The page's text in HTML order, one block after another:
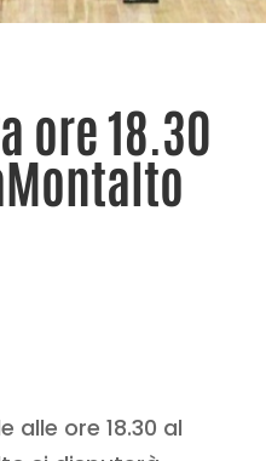
ore 18.30
alle ore 18.30 al